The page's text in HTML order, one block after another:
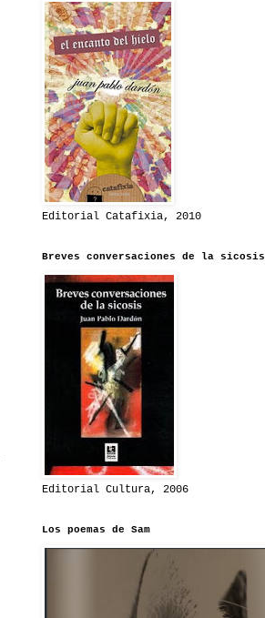
Editorial Catafixia, 2010
Breves conversaciones de la sicosis
Editorial Cultura, 2006
Los poemas de Sam